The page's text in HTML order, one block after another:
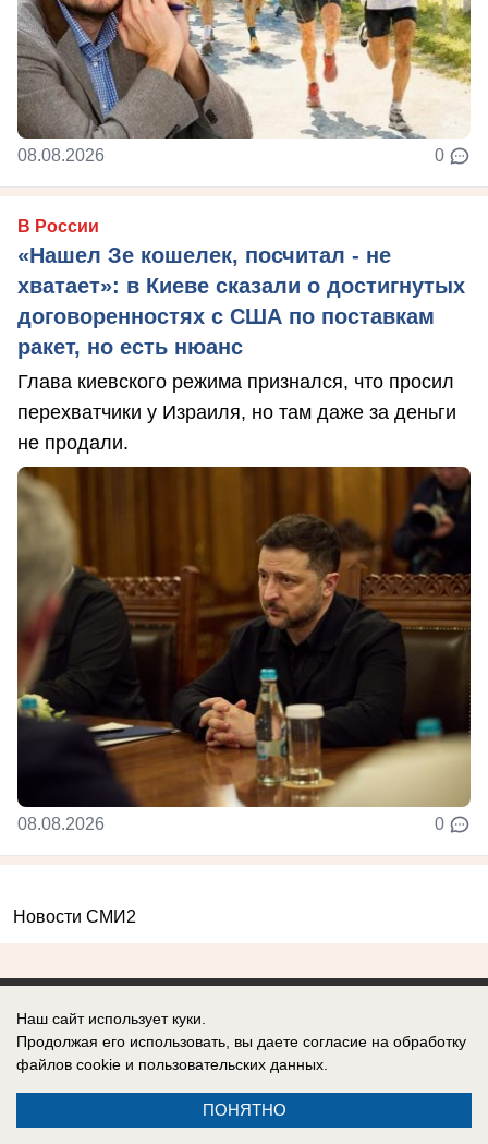
08.08.2026 0
В России
«Нашел Зе кошелек, посчитал - не
хватает»: в Киеве сказали о достигнутых
договоренностях с США по поставкам
ракет, но есть нюанс
Глава киевского режима признался, что просил
перехватчики у Израиля, но там даже за деньги
не продали.
08.08.2026 0
Новости СМИ2
Реклама на сайте
Наш сайт использует куки.
Продолжая его использовать, вы даете согласие на обработку
файлов cookie и пользовательских данных.
ПОНЯТНО